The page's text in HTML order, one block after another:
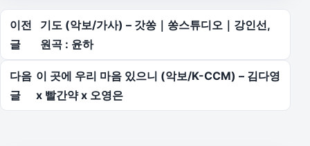
글 탐색
이전
글
기도 (악보/가사) – 갓쏭｜쏭스튜디오｜강인선,
원곡 : 윤하
다음
글
이 곳에 우리 마음 있으니 (악보/K-CCM) – 김다영
x 빨간약 x 오영은